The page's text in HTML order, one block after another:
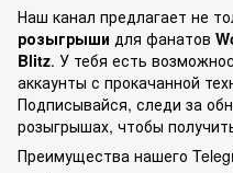
Наш канал предлагает не
розыгрыши для фанатов
Blitz. У тебя есть
аккаунты с прокачанной
Подписывайся, следи за
розыгрышах, чтобы
Преимущества нашего